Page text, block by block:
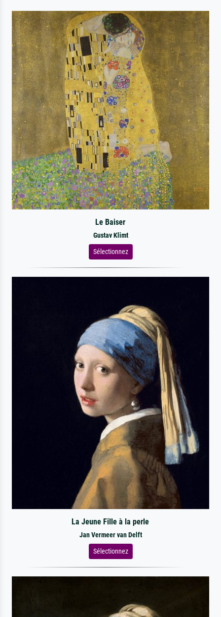
Le Baiser
Gustav Klimt
Sélectionnez
La Jeune Fille à la perle
Jan Vermeer van Delft
Sélectionnez